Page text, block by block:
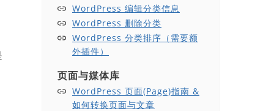
WordPress 编辑分类信息
WordPress 删除分类
WordPress 分类排序（需要额
外插件）
页面与媒体库
WordPress 页面(Page)指南 &
如何转换页面与文章